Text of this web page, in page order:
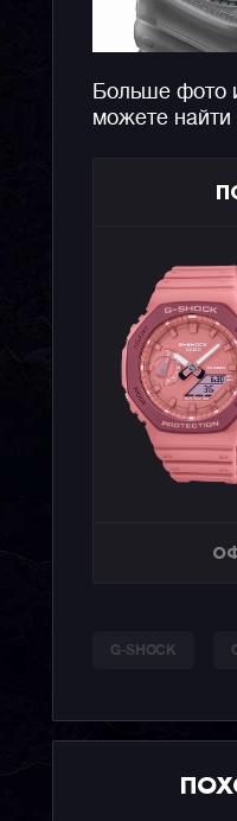
Больше фото
можете
G-SHOCK